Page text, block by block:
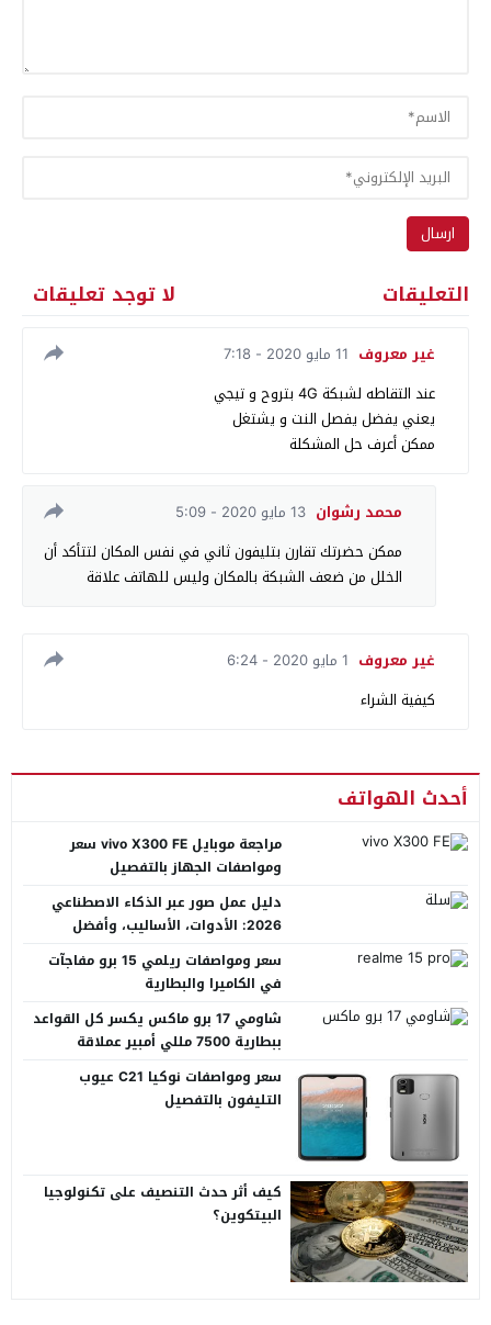
التعليقات لا توجد تعليقات
غير معروف 11 مايو 2020 - 7:18
عند التقاطه لشبكة 4G بتروح و تيجي
يعني يفضل يفصل النت و يشتغل
ممكن أعرف حل المشكلة
محمد رشوان 13 مايو 2020 - 5:09
ممكن حضرتك تقارن بتليفون ثاني في نفس المكان لتتأكد أن
الخلل من ضعف الشبكة بالمكان وليس للهاتف علاقة
غير معروف 1 مايو 2020 - 6:24
كيفية الشراء
أحدث الهواتف
مراجعة موبايل vivo X300 FE سعر
ومواصفات الجهاز بالتفصيل
دليل عمل صور عبر الذكاء الاصطناعي
2026: الأدوات، الأساليب، وأفضل
سعر ومواصفات ريلمي 15 برو مفاجآت
في الكاميرا والبطارية
شاومي 17 برو ماكس يكسر كل القواعد
ببطارية 7500 مللي أمبير عملاقة
سعر ومواصفات نوكيا C21 عيوب
التليفون بالتفصيل
كيف أثر حدث التنصيف على تكنولوجيا
البيتكوين؟